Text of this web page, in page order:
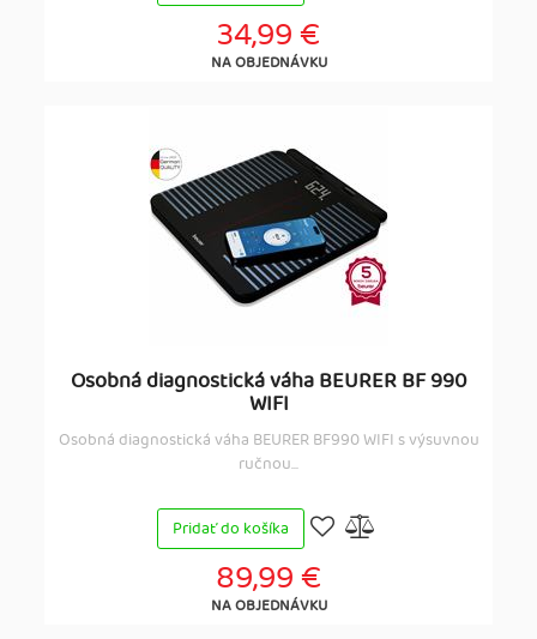
34,99 €
NA OBJEDNÁVKU
Osobná diagnostická váha BEURER BF 990
WIFI
Osobná diagnostická váha BEURER BF990 WIFI s výsuvnou
ručnou...
Pridať do košíka
89,99 €
NA OBJEDNÁVKU